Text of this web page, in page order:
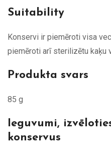
Suitability
Konservi ir piemēroti visa
piemēroti arī sterilizētu kaķu
Produkta svars
85 g
Ieguvumi,
konservus